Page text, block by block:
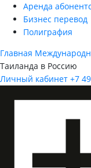
Аренда
Бизнес перевод
Полиграфия
Главная
Таиланда в Россию
Личный кабинет +7